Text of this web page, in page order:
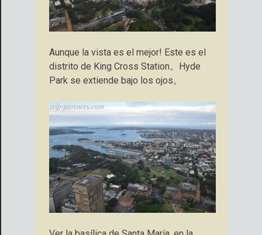
Aunque la vista es el mejor! Este es el
distrito de King Cross Station。Hyde
Park se extiende bajo los ojos。